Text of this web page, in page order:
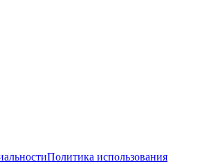
Политика использования